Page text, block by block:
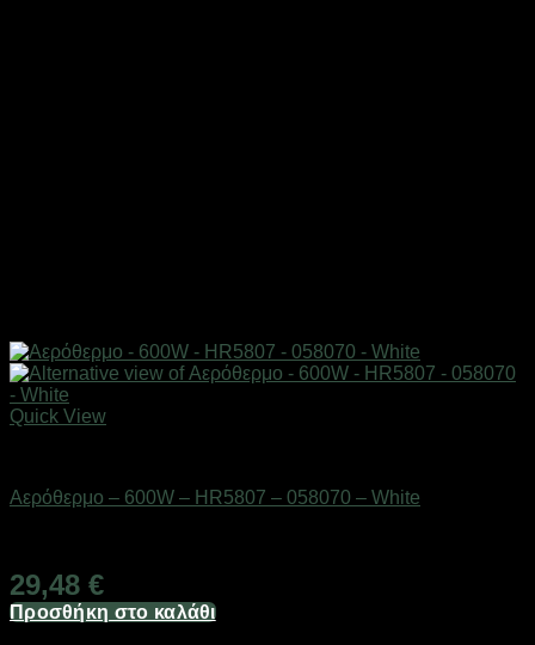
Quick View
Αερόθερμο – 600W – HR5807 – 058070 – White
29,48 €
Προσθήκη στο καλάθι